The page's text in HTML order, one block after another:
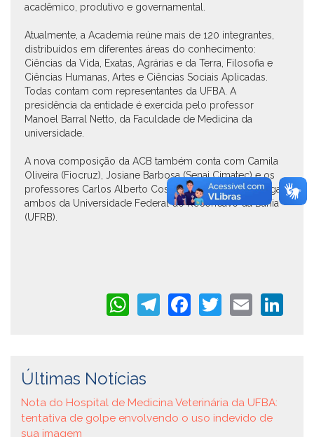
acadêmico, produtivo e governamental.
Atualmente, a Academia reúne mais de 120 integrantes,
distribuídos em diferentes áreas do conhecimento:
Ciências da Vida, Exatas, Agrárias e da Terra, Filosofia e
Ciências Humanas, Artes e Ciências Sociais Aplicadas.
Todas contam com representantes da UFBA. A
presidência da entidade é exercida pelo professor
Manoel Barral Netto, da Faculdade de Medicina da
universidade.
A nova composição da ACB também conta com Camila
Oliveira (Fiocruz), Josiane Barbosa (Senai Cimatec) e os
professores Carlos Alberto Costa e Júlio César Nóbrega,
ambos da Universidade Federal do Recôncavo da Bahia
(UFRB).
WhatsApp
Telegram
Facebook
Twitter
Email
Últimas Notícias
Nota do Hospital de Medicina Veterinária da UFBA:
tentativa de golpe envolvendo o uso indevido de
sua imagem